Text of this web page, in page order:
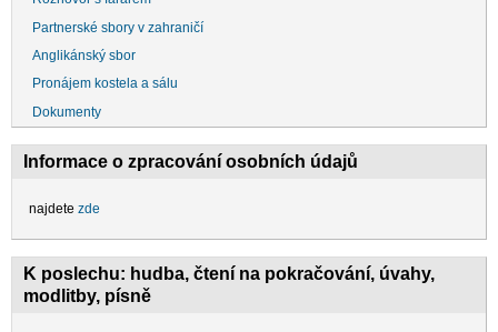
Partnerské sbory v zahraničí
Anglikánský sbor
Pronájem kostela a sálu
Dokumenty
Informace o zpracování osobních údajů
najdete zde
K poslechu: hudba, čtení na pokračování, úvahy,
modlitby, písně